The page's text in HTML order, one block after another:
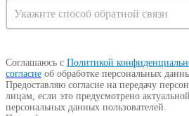
Соглашаюсь с Политикой
согласие об обработке персональных
Предоставляю согласие на передачу
лицам, если это предусмотрено
персональных данных пользователей.